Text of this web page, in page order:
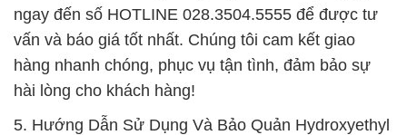
ngay đến số HOTLINE 028.3504.5555 để được tư
vấn và báo giá tốt nhất. Chúng tôi cam kết giao
hàng nhanh chóng, phục vụ tận tình, đảm bảo sự
hài lòng cho khách hàng!
5. Hướng Dẫn Sử Dụng Và Bảo Quản Hydroxyethyl